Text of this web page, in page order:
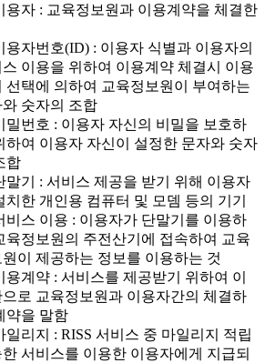
자 : 교육정보원과 이용계약을 체결한
자번호(ID) : 이용자 식별과 이용자의
이용을 위하여 이용계약 체결시 이용
선택에 의하여 교육정보원이 부여하는
와 숫자의 조합
번호 : 이용자 자신의 비밀을 보호하
하여 이용자 자신이 설정한 문자와 숫자
합
기 : 서비스 제공을 받기 위해 이용자
치한 개인용 컴퓨터 및 모뎀 등의 기기
스 이용 : 이용자가 단말기를 이용하
육정보원의 주전산기에 접속하여 교육
원이 제공하는 정보를 이용하는 것
계약 : 서비스를 제공받기 위하여 이
으로 교육정보원과 이용자간의 체결하
약을 말함
리지 : RISS 서비스 중 마일리지 적립
한 서비스를 이용한 이용자에게 지급되